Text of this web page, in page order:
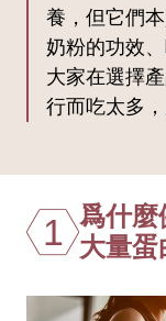
養，但它們
奶粉的功效
大家在選擇
行而吃太多
1 爲什麼
大量蛋